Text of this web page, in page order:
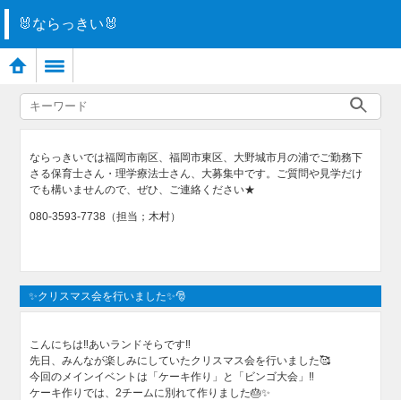
🐰ならっきい🐰
ならっきいでは福岡市南区、福岡市東区、大野城市月の浦でご勤務下
さる保育士さん・理学療法士さん、大募集中です。ご質問や見学だけ
でも構いませんので、ぜひ、ご連絡ください★
080-3593-7738（担当；木村）
✨クリスマス会を行いました✨🎅
こんにちは‼️あいランドそらです‼️
先日、みんなが楽しみにしていたクリスマス会を行いました🥰
今回のメインイベントは「ケーキ作り」と「ビンゴ大会」‼️
ケーキ作りでは、2チームに別れて作りました🎂✨️